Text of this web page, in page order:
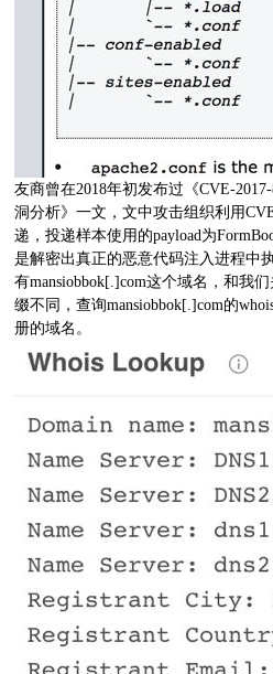
友商曾在2018年初发布过《CVE-
洞分析》一文，文中攻击组织利用
递，投递样本使用的payload为
是解密出真正的恶意代码注入进程中
有mansiobbok[.]com这个域名，和我
缀不同，查询mansiobbok[.]com的
册的域名。